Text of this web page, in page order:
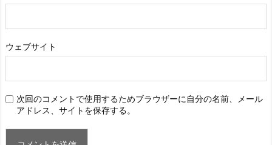
ウェブサイト
次回のコメントで使用するためブラウザーに自分の名前、メール
アドレス、サイトを保存する。